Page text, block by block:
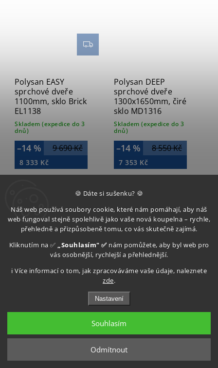
🍪 Dáte si sušenku? 🍪
Náš web používá soubory cookie, které nám pomáhají, aby náš
web fungoval stejně spolehlivě jako vaše nová koupelna – rychle,
přehledně a přizpůsobeně tomu, co vás skutečně zajímá.
Kliknutím na ✅ „Souhlasím" ✅ nám pomůžete, aby byl web pro
vás osobnější, rychlejší a přehlednější.
ℹ️ Více informací o tom, jak zpracováváme vaše údaje, naleznete
zde.
Nastavení
Odmítnout
Souhlasím
Polysan EASY
sprchové dveře
1100mm, sklo Brick
EL1138
Skladem (expedice do 3
dnů)
9 690 Kč
–14 %
8 333 Kč
Polysan DEEP
sprchové dveře
1300x1650mm, čiré
sklo MD1316
Skladem (expedice do 3
dnů)
8 550 Kč
–14 %
7 353 Kč
Do košíku
Načíst 60 dalších
3
Sprchové dveře do niky
estetická řešení pro vybavení koupelen, kde je potřeba
niky jsou ideální volbou pro instalaci mezi dvě sousední
stěny, čímž vznikáúsporné a čisté sprchové místobez
zbytečných přepážek. Tento typ dveří je vhodný pro menší i
středně velké koupelny, kde se klade důraz nafunkčnost,